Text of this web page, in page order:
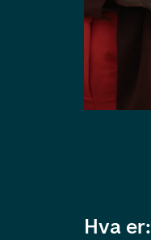
Hva er: